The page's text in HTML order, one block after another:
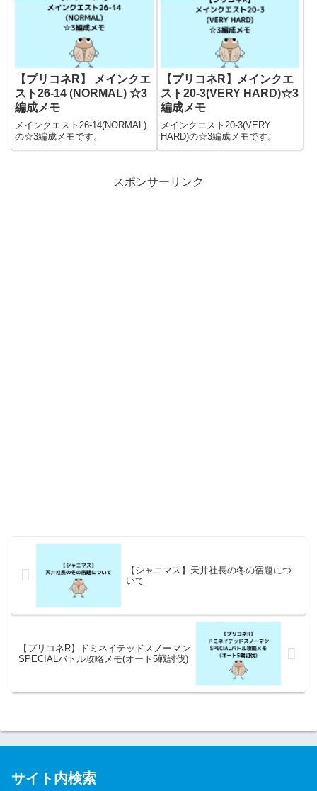
【プリコネR】 メインクエ
スト26-14 (NORMAL) ☆3
編成メモ
メインクエスト26-14(NORMAL)
の☆3編成メモです。
【プリコネR】メインクエ
スト20-3(VERY HARD)☆3
編成メモ
メインクエスト20-3(VERY
HARD)の☆3編成メモです。
スポンサーリンク
【シャニマス】天井社長の冬の宿題につ
いて
【プリコネR】ドミネイテッドスノーマン
SPECIALバトル攻略メモ(オート5戦討伐)
サイト内検索